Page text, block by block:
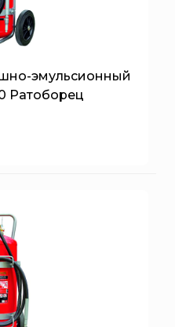
эмульсионный
Ратоборец